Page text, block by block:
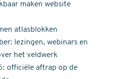
maken website
atlasblokken
lezingen, webinars en
het veldwerk
officiële aftrap op de